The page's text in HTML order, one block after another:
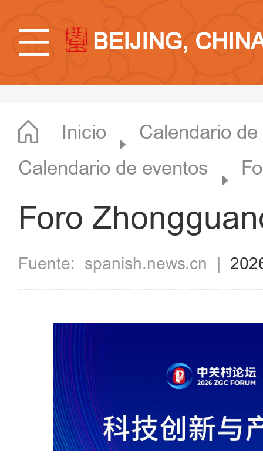
BEIJING,
Inicio
Calendario
Calendario de eventos
Foro
Fuente: spanish.news.cn |